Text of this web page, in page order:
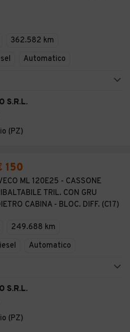
362.582 km
Automatico
S.R.L.
(PZ)
150
ML 120E25 - CASSONE
TRIL. CON GRU
CABINA - BLOC. DIFF. (C17)
249.688 km
Automatico
S.R.L.
(PZ)